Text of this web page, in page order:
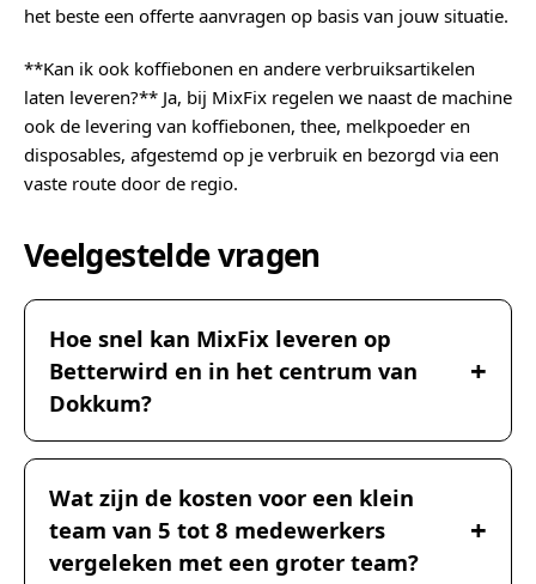
het beste een offerte aanvragen op basis van jouw situatie.
**Kan ik ook koffiebonen en andere verbruiksartikelen
laten leveren?** Ja, bij MixFix regelen we naast de machine
ook de levering van koffiebonen, thee, melkpoeder en
disposables, afgestemd op je verbruik en bezorgd via een
vaste route door de regio.
Veelgestelde vragen
Hoe snel kan MixFix leveren op
Betterwird en in het centrum van
Dokkum?
Wat zijn de kosten voor een klein
team van 5 tot 8 medewerkers
vergeleken met een groter team?